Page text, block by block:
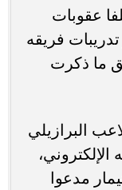
عقوبات
فريقه
ما ذكرت
البرازيلي
كان نيمار مدعوا